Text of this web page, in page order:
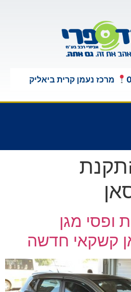
מרכז נעמן קרית ביאליק
ופסי מגן
קשקאי חדשה